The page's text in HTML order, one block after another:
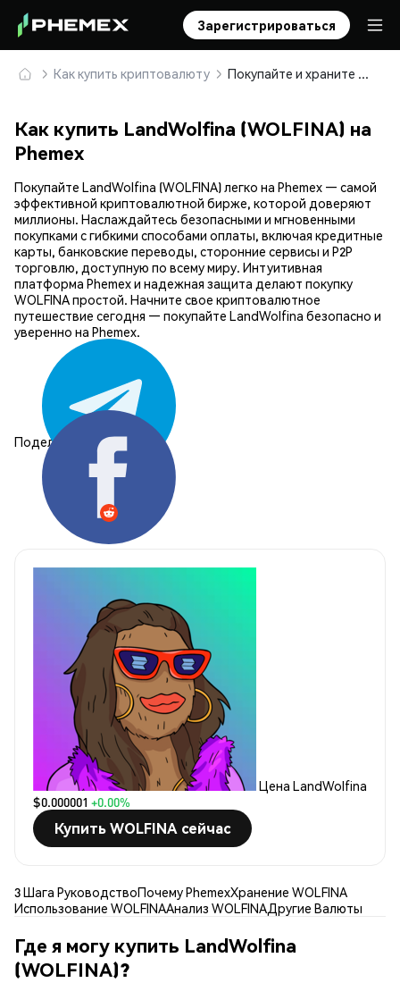
Зарегистрироваться
Как купить криптовалюту Покупайте и храните LandWolfina (WOLFINA) безопасно
Как купить LandWolfina (WOLFINA) на
Phemex
Покупайте LandWolfina (WOLFINA) легко на Phemex — самой
эффективной криптовалютной бирже, которой доверяют
миллионы. Наслаждайтесь безопасными и мгновенными
покупками с гибкими способами оплаты, включая кредитные
карты, банковские переводы, сторонние сервисы и P2P
торговлю, доступную по всему миру. Интуитивная
платформа Phemex и надежная защита делают покупку
WOLFINA простой. Начните свое криптовалютное
путешествие сегодня — покупайте LandWolfina безопасно и
уверенно на Phemex.
Поделиться:
Цена LandWolfina
$0.000001 +0.00%
Купить WOLFINA сейчас
3 Шага РуководствоПочему PhemexХранение WOLFINA
Использование WOLFINAАнализ WOLFINAДругие Валюты
Где я могу купить LandWolfina
(WOLFINA)?